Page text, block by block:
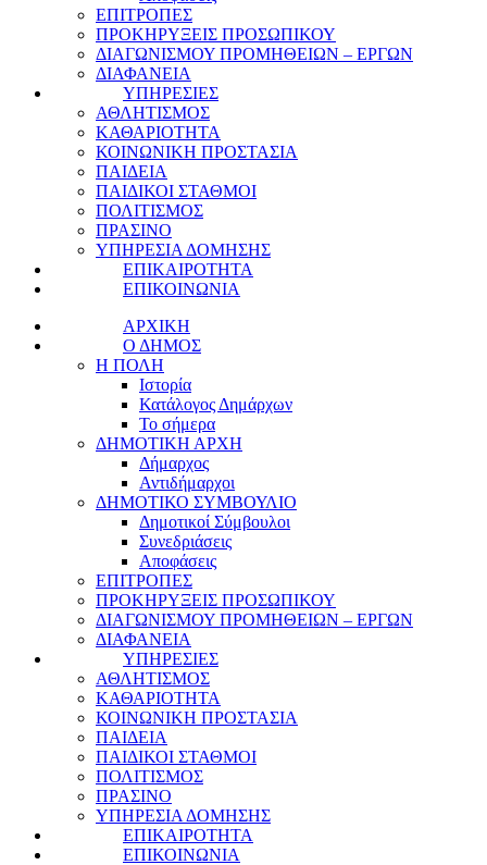
ΕΠΙΤΡΟΠΕΣ
ΠΡΟΚΗΡΥΞΕΙΣ ΠΡΟΣΩΠΙΚΟΥ
ΔΙΑΓΩΝΙΣΜΟΥ ΠΡΟΜΗΘΕΙΩΝ – ΕΡΓΩΝ
ΔΙΑΦΑΝΕΙΑ
ΥΠΗΡΕΣΙΕΣ
ΑΘΛΗΤΙΣΜΟΣ
ΚΑΘΑΡΙΟΤΗΤΑ
ΚΟΙΝΩΝΙΚΗ ΠΡΟΣΤΑΣΙΑ
ΠΑΙΔΕΙΑ
ΠΑΙΔΙΚΟΙ ΣΤΑΘΜΟΙ
ΠΟΛΙΤΙΣΜΟΣ
ΠΡΑΣΙΝΟ
ΥΠΗΡΕΣΙΑ ΔΟΜΗΣΗΣ
ΕΠΙΚΑΙΡΟΤΗΤΑ
ΕΠΙΚΟΙΝΩΝΙΑ
ΑΡΧΙΚΗ
Ο ΔΗΜΟΣ
Η ΠΟΛΗ
Ιστορία
Κατάλογος Δημάρχων
Το σήμερα
ΔΗΜΟΤΙΚΗ ΑΡΧΗ
Δήμαρχος
Αντιδήμαρχοι
ΔΗΜΟΤΙΚΟ ΣΥΜΒΟΥΛΙΟ
Δημοτικοί Σύμβουλοι
Συνεδριάσεις
Αποφάσεις
ΕΠΙΤΡΟΠΕΣ
ΠΡΟΚΗΡΥΞΕΙΣ ΠΡΟΣΩΠΙΚΟΥ
ΔΙΑΓΩΝΙΣΜΟΥ ΠΡΟΜΗΘΕΙΩΝ – ΕΡΓΩΝ
ΔΙΑΦΑΝΕΙΑ
ΥΠΗΡΕΣΙΕΣ
ΑΘΛΗΤΙΣΜΟΣ
ΚΑΘΑΡΙΟΤΗΤΑ
ΚΟΙΝΩΝΙΚΗ ΠΡΟΣΤΑΣΙΑ
ΠΑΙΔΕΙΑ
ΠΑΙΔΙΚΟΙ ΣΤΑΘΜΟΙ
ΠΟΛΙΤΙΣΜΟΣ
ΠΡΑΣΙΝΟ
ΥΠΗΡΕΣΙΑ ΔΟΜΗΣΗΣ
ΕΠΙΚΑΙΡΟΤΗΤΑ
ΕΠΙΚΟΙΝΩΝΙΑ